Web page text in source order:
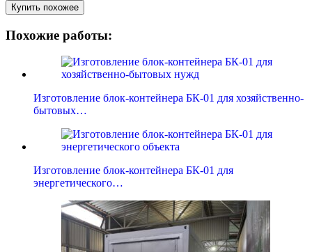
Купить похожее
Похожие работы:
Изготовление блок-контейнера БК-01 для хозяйственно-
бытовых…
Изготовление блок-контейнера БК-01 для
энергетического…